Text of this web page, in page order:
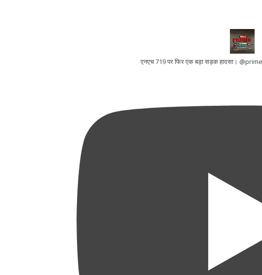
एनएच 719 पर फिर एक बड़ा सड़क हादसा।